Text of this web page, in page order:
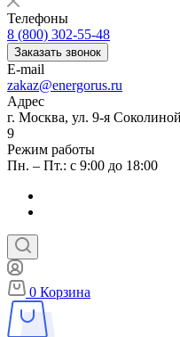
Телефоны
8 (800) 302-55-48
Заказать звонок
E-mail
zakaz@energorus.ru
Адрес
г. Москва, ул. 9-я
9
Режим работы
Пн. – Пт.: с 9:00 до 18:00
0 Корзина